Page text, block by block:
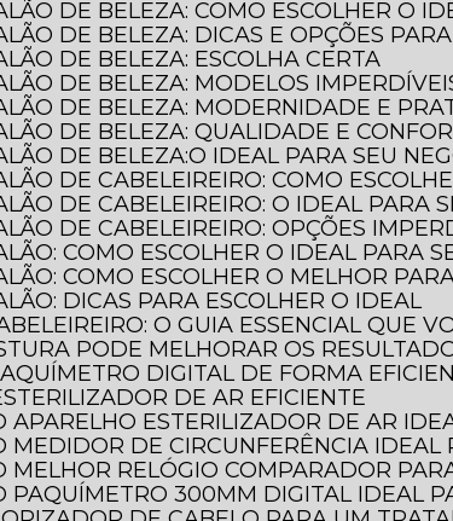
DE BELEZA: COMO ESCOLHER O
DE BELEZA: DICAS E OPÇÕES
DE BELEZA: ESCOLHA CERTA
DE BELEZA: MODELOS
DE BELEZA: MODERNIDADE E
DE BELEZA: QUALIDADE E
DE BELEZA:O IDEAL PARA SEU
DE CABELEIREIRO: COMO
DE CABELEIREIRO: O IDEAL PARA
DE CABELEIREIRO: OPÇÕES
COMO ESCOLHER O IDEAL PARA
COMO ESCOLHER O MELHOR
DICAS PARA ESCOLHER O IDEAL
O GUIA ESSENCIAL QUE
PODE MELHORAR OS
DIGITAL DE FORMA
DE AR EFICIENTE
APARELHO ESTERILIZADOR DE AR
MEDIDOR DE CIRCUNFERÊNCIA IDEAL
MELHOR RELÓGIO COMPARADOR
PAQUÍMETRO 300MM DIGITAL IDEAL